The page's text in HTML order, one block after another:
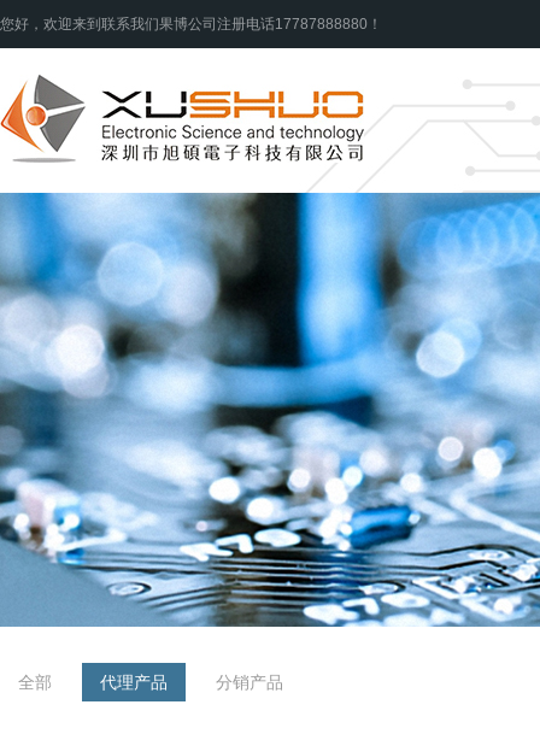
您好，欢迎来到联系我们果博公司注册电话17787888880！
全部 代理产品 分销产品